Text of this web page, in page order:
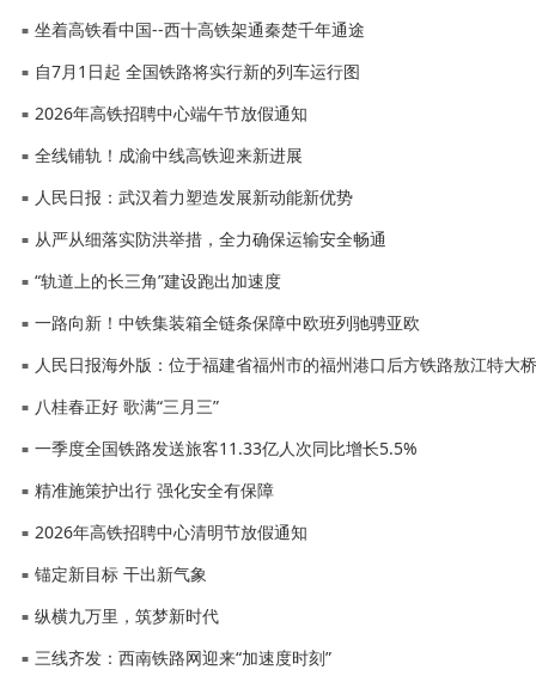
■ 坐着高铁看中国--西十高铁架通秦楚千年通途
■ 自7月1日起 全国铁路将实行新的列车运行图
■ 2026年高铁招聘中心端午节放假通知
■ 全线铺轨！成渝中线高铁迎来新进展
■ 人民日报：武汉着力塑造发展新动能新优势
■ 从严从细落实防洪举措，全力确保运输安全畅通
■ “轨道上的长三角”建设跑出加速度
■ 一路向新！中铁集装箱全链条保障中欧班列驰骋亚欧
■ 人民日报海外版：位于福建省福州市的福州港口后方铁路敖江特大
■ 八桂春正好 歌满“三月三”
■ 一季度全国铁路发送旅客11.33亿人次同比增长5.5%
■ 精准施策护出行 强化安全有保障
■ 2026年高铁招聘中心清明节放假通知
■ 锚定新目标 干出新气象
■ 纵横九万里，筑梦新时代
■ 三线齐发：西南铁路网迎来“加速度时刻”